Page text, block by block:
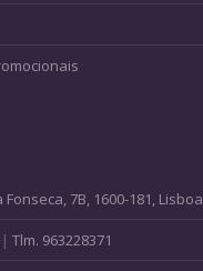
7B, 1600-181, Lisboa
|Tlm. 963228371